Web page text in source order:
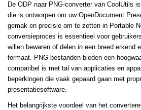
De ODP naar PNG-converter van CoolUtils
die is ontworpen om uw OpenDocument
gemak en precisie om te zetten in Portable
conversieproces is essentieel voor
willen bewaren of delen in een breed erkend
formaat. PNG-bestanden bieden een
compatibel is met tal van applicaties en
beperkingen die vaak gepaard gaan met
presentatiesoftware.
Het belangrijkste voordeel van het